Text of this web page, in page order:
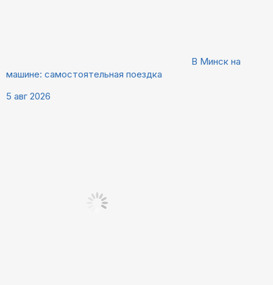
В Минск на
машине: самостоятельная поездка
5 авг 2026